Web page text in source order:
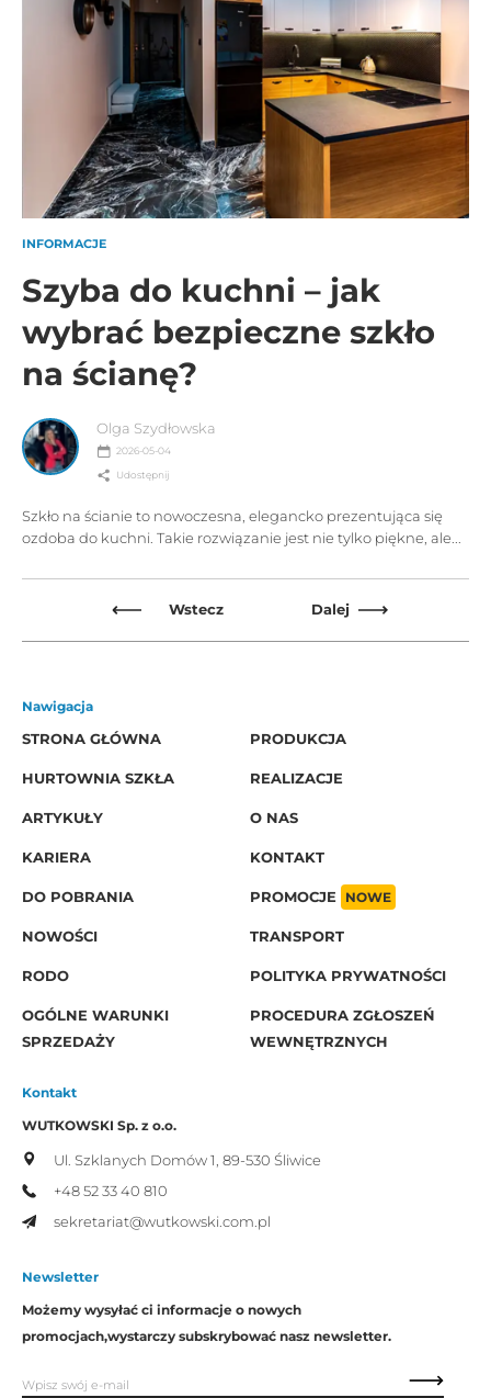
INFORMACJE
Szyba do kuchni – jak
wybrać bezpieczne szkło
na ścianę?
Olga Szydłowska
2026-05-04
Udostępnij
Szkło na ścianie to nowoczesna, elegancko prezentująca się
ozdoba do kuchni. Takie rozwiązanie jest nie tylko piękne, ale...
Wstecz Dalej
Nawigacja
STRONA GŁÓWNA
PRODUKCJA
HURTOWNIA SZKŁA REALIZACJE
ARTYKUŁY O NAS
KARIERA KONTAKT
DO POBRANIA PROMOCJE NOWE
NOWOŚCI TRANSPORT
RODO POLITYKA PRYWATNOŚCI
OGÓLNE WARUNKI
SPRZEDAŻY
PROCEDURA ZGŁOSZEŃ
WEWNĘTRZNYCH
Kontakt
WUTKOWSKI Sp. z o.o.
Ul. Szklanych Domów 1, 89-530 Śliwice
+48 52 33 40 810
sekretariat@wutkowski.com.pl
Newsletter
Możemy wysyłać ci informacje o nowych
promocjach,wystarczy subskrybować nasz newsletter.